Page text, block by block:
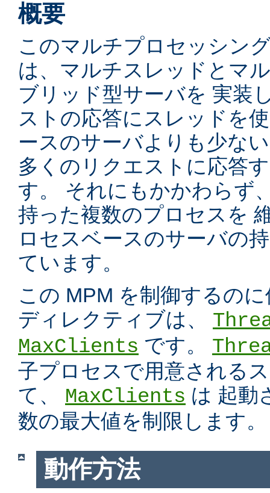
概要
このマルチプロセッシン
は、マルチスレッドとマ
ブリッド型サーバを 実装
ストの応答にスレッドを
ースのサーバよりも少な
多くのリクエストに応答
す。 それにもかかわらず
持った複数のプロセスを
ロセスベースのサーバの
ています。
この MPM を制御するの
ディレクティブは、
MaxClients です。
子プロセスで用意される
て、 MaxClients は 起動
数の最大値を制限します。
動作方法